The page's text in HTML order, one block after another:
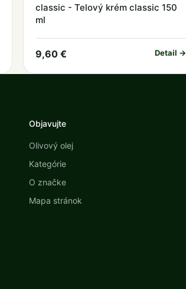
classic - Telový krém classic 150
ml
9,60 € Detail →
Objavujte
Olivový olej
Kategórie
O značke
Mapa stránok